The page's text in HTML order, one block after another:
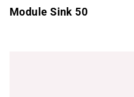
Module Sink 50